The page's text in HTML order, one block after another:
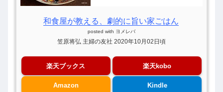
和食屋が教える、劇的に旨い家ごはん
posted with ヨメレバ
笠原将弘 主婦の友社 2020年10月02日頃
楽天ブックス 楽天kobo
Amazon Kindle